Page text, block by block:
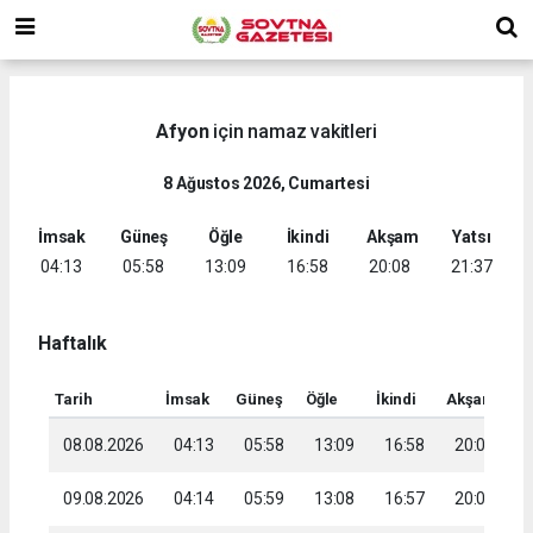
Afyoniçin namaz vakitleri
8 Ağustos 2026, Cumartesi
İmsak
04:13
Güneş
05:58
Öğle
13:09
İkindi
16:58
Akşam
20:08
Yatsı
21:37
Haftalık
Tarih İmsak Güneş Öğle İkindi Akşam
08.08.2026 04:13 05:58 13:09 16:58 20:08
09.08.2026 04:14 05:59 13:08 16:57 20:07